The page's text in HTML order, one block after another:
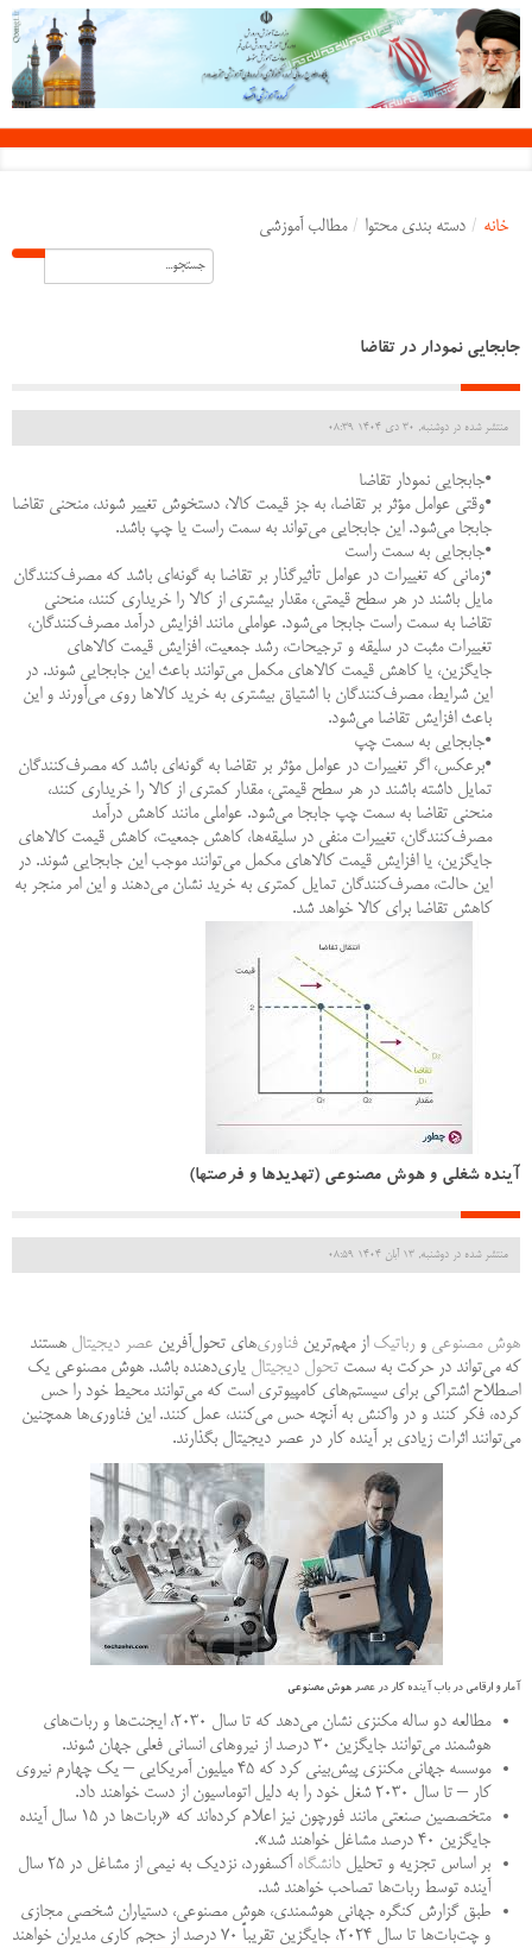
خانه / دسته بندی محتوا / مطالب آموزشی
جابجایی نمودار در تقاضا
منتشر شده در دوشنبه, 30 دی 1404 08:39
•جابجایی نمودار تقاضا
•وقتی عوامل مؤثر بر تقاضا، به جز قیمت کالا، دستخوش تغییر شوند، منحنی تقاضا
جابجا می‌شود. این جابجایی می‌تواند به سمت راست یا چپ باشد.
•جابجایی به سمت راست
•زمانی که تغییرات در عوامل تأثیرگذار بر تقاضا به گونه‌ای باشد که مصرف‌کنندگان
مایل باشند در هر سطح قیمتی، مقدار بیشتری از کالا را خریداری کنند، منحنی
تقاضا به سمت راست جابجا می‌شود. عواملی مانند افزایش درآمد مصرف‌کنندگان،
تغییرات مثبت در سلیقه و ترجیحات، رشد جمعیت، افزایش قیمت کالاهای
جایگزین، یا کاهش قیمت کالاهای مکمل می‌توانند باعث این جابجایی شوند. در
این شرایط، مصرف‌کنندگان با اشتیاق بیشتری به خرید کالاها روی می‌آورند و این
باعث افزایش تقاضا می‌شود.
•جابجایی به سمت چپ
•برعکس، اگر تغییرات در عوامل مؤثر بر تقاضا به گونه‌ای باشد که مصرف‌کنندگان
تمایل داشته باشند در هر سطح قیمتی، مقدار کمتری از کالا را خریداری کنند،
منحنی تقاضا به سمت چپ جابجا می‌شود. عواملی مانند کاهش درآمد
مصرف‌کنندگان، تغییرات منفی در سلیقه‌ها، کاهش جمعیت، کاهش قیمت کالاهای
جایگزین، یا افزایش قیمت کالاهای مکمل می‌توانند موجب این جابجایی شوند. در
این حالت، مصرف‌کنندگان تمایل کمتری به خرید نشان می‌دهند و این امر منجر به
کاهش تقاضا برای کالا خواهد شد.
آینده شغلی و هوش مصنوعی (تهدیدها و فرصتها)
منتشر شده در دوشنبه, 13 آبان 1404 08:59
هوش مصنوعی و رباتیک از مهم‌ترین فناوری‌های تحول‌آفرین عصر دیجیتال هستند
که می‌تواند در حرکت به سمت تحول دیجیتال یاری‌دهنده باشد. هوش مصنوعی یک
اصطلاح اشتراکی برای سیستم‌های کامپیوتری است که می‌توانند محیط خود را حس
کرده، فکر کنند و در واکنش به آنچه حس می‌کنند، عمل کنند. این فناوری‌ها همچنین
می‌توانند اثرات زیادی بر آینده کار در عصر دیجیتال بگذارند.
آمار و ارقامی در باب آینده کار در عصر هوش مصنوعی
مطالعه دو ساله مکنزی نشان می‌دهد که تا سال ۲۰۳۰، ایجنت‌ها و ربات‌های
هوشمند می‌توانند جایگزین ۳۰ درصد از نیروهای انسانی فعلی جهان شوند.
موسسه جهانی مکنزی پیش‌بینی کرد که ۴۵ میلیون آمریکایی – یک چهارم نیروی
کار – تا سال ۲۰۳۰ شغل خود را به دلیل اتوماسیون از دست خواهند داد.
متخصصین صنعتی مانند فورچون نیز اعلام کرده‌اند که «ربات‌ها در ۱۵ سال آینده
جایگزین ۴۰ درصد مشاغل خواهند شد».
بر اساس تجزیه و تحلیل دانشگاه
آکسفورد، نزدیک به نیمی از مشاغل در ۲۵ سال
آینده توسط ربات‌ها تصاحب خواهند شد.
طبق گزارش کنگره جهانی هوشمندی، هوش مصنوعی، دستیاران شخصی مجازی
و چت‌بات‌ها تا سال ۲۰۲۴، جایگزین تقریباً ۷۰ درصد از حجم کاری مدیران خواهند